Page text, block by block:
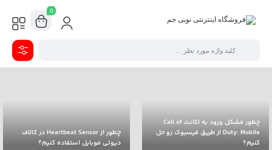
0
چطور مشکل ورود به اکانت Call of
Duty: Mobile از طریق فیسبوک رو حل
کنیم؟
چطور از Heartbeat Sensor در کالاف
دیوتی موبایل استفاده کنیم؟